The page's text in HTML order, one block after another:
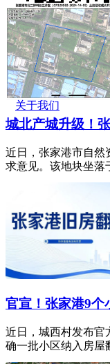
下载小牛看房
坚持真实房源
关于我们
平台资讯
小牛看房 2026年08
热度 3
城北产城升级！
近日，张家港市自然
求意见。该地块坐落
小牛看房 2026年08
热度 5
官宣！张家港9个
近日，城西村发布官
确一批小区纳入房屋